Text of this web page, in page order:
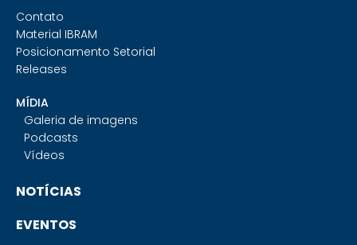
Contato
Material IBRAM
Posicionamento Setorial
Releases
MÍDIA
Galeria de imagens
Podcasts
Vídeos
NOTÍCIAS
EVENTOS